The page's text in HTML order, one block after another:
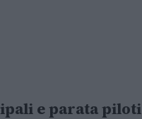
e parata piloti